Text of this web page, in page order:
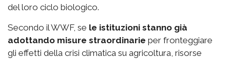
del loro ciclo biologico.
Secondo il WWF, se le istituzioni stanno già
adottando misure straordinarie per fronteggiare
gli effetti della crisi climatica su agricoltura, risorse